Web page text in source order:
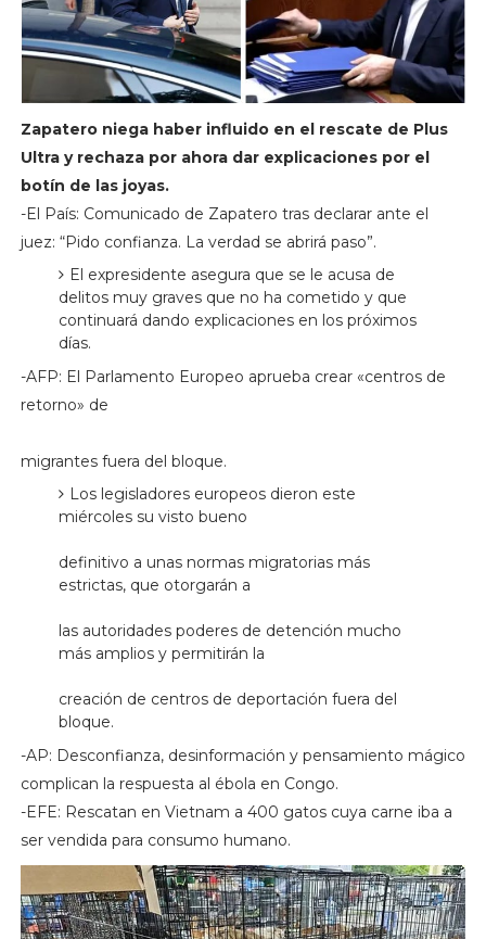
Zapatero niega haber influido en el rescate de Plus
Ultra y rechaza por ahora dar explicaciones por el
botín de las joyas.
-El País: Comunicado de Zapatero tras declarar ante el
juez: “Pido confianza. La verdad se abrirá paso”.
El expresidente asegura que se le acusa de
delitos muy graves que no ha cometido y que
continuará dando explicaciones en los próximos
días.
-AFP: El Parlamento Europeo aprueba crear «centros de
retorno» de
migrantes fuera del bloque.
Los legisladores europeos dieron este
miércoles su visto bueno
definitivo a unas normas migratorias más
estrictas, que otorgarán a
las autoridades poderes de detención mucho
más amplios y permitirán la
creación de centros de deportación fuera del
bloque.
-AP: Desconfianza, desinformación y pensamiento mágico
complican la respuesta al ébola en Congo.
-EFE: Rescatan en Vietnam a 400 gatos cuya carne iba a
ser vendida para consumo humano.